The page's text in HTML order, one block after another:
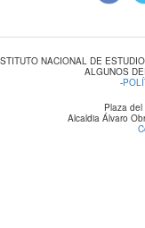
NACIONAL DE
ALGUNOS
-
Plaza
Alcaldia Álvaro